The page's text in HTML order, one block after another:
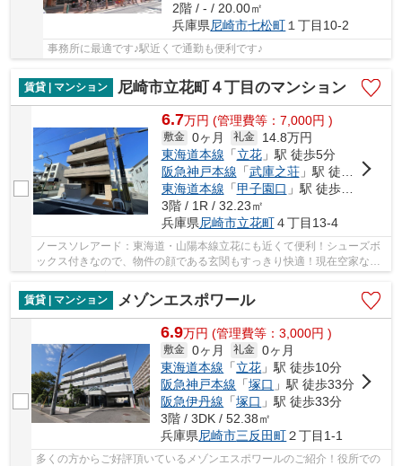
2階 / - / 20.00㎡
兵庫県尼崎市七松町 １丁目10-2
事務所に最適です♪駅近くで通勤も便利です♪
賃貸 | マンション 尼崎市立花町４丁目のマンション
6.7万円 (管理費等：7,000円 )
敷金 0ヶ月 礼金
14.8万円
東海道本線 「立花」駅 徒歩5分
阪急神戸本線 「武庫之荘」駅 徒歩21分
東海道本線 「甲子園口 」駅 徒歩36分
3階 / 1R / 32.23㎡
兵庫県尼崎市立花町４丁目13-4
ノースソレアード：東海道・山陽本線立花にも近くて便利！シューズボ
ックス付きなので、物件の顔である玄関もすっきり快適！現在空家なの
賃貸 | マンション
メゾンエスポワール
6.9万円 (管理費等：3,000円 )
敷金 0ヶ月 礼金 0ヶ月
東海道本線 「立花 」駅 徒歩10分
阪急神戸本線 「塚口 」駅 徒歩33分
阪急伊丹線 「塚口 」駅 徒歩33分
3階 / 3DK / 52.38㎡
兵庫県尼崎市三反田町２丁目1-1
多くの方からご好評頂いているメゾンエスポワールのご紹介！役所での